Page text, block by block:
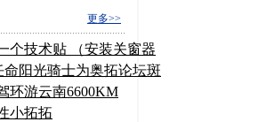
更多>>
个技术贴 （安装关窗器
阳光骑士为奥拓论坛斑
环游云南6600KM
小拓拓